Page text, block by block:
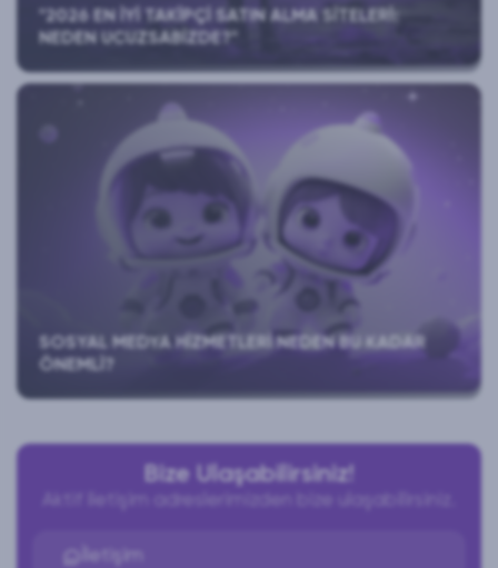
"2026 EN İYI TAKIPÇI SATIN ALMA SITELERI:
NEDEN UCUZSABIZDE?"
SOSYAL MEDYA HIZMETLERI NEDEN BU KADAR
ÖNEMLI?
Bize Ulaşabilirsiniz!
İletişim